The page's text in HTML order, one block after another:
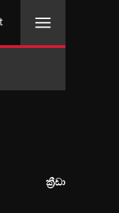
ක්‍රීඩා